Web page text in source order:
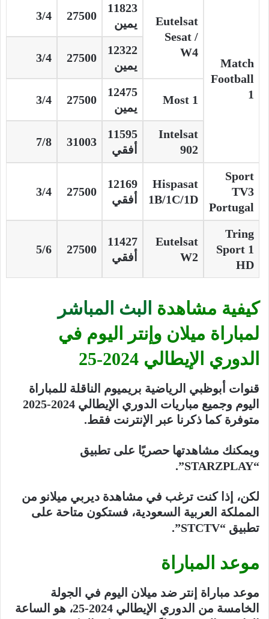
Match
Football
1
Eutelsat
Sesat /
W4
11823
يمين
27500
3/4
12322
يمين
27500
3/4
Most 1
12475
يمين
27500
3/4
Intelsat
902
11595
أفقي
31003
7/8
Sport
TV3
Portugal
Hispasat
1B/1C/1D
12169
أفقي
27500
3/4
Tring
Sport 1
HD
Eutelsat
W2
11427
أفقي
27500
5/6
كيفية مشاهدة البث المباشر
لمباراة ميلان وإنتر اليوم في
الدوري الإيطالي 2024-25
قنوات أبوظبي الرياضية بريميوم الناقلة للمباراة
اليوم وجميع مباريات الدوري الإيطالي 2024-2025
متوفرة كما ذكرنا عبر الإنترنت فقط.
ويمكنك مشاهدتها حصريًا على تطبيق
“STARZPLAY”.
لكن، إذا كنت ترغب في مشاهدة ديربي ميلانو من
المملكة العربية السعودية، فستكون متاحة على
تطبيق “STCTV”.
موعد المباراة
موعد مباراة إنتر ضد ميلان اليوم في الجولة
الخامسة من الدوري الإيطالي 2024-25، هو الساعة